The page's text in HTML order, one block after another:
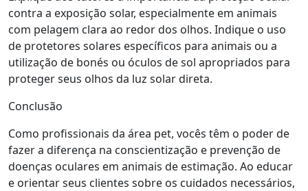
contra a exposição solar, especialmente em animais
com pelagem clara ao redor dos olhos. Indique o uso
de protetores solares específicos para animais ou a
utilização de bonés ou óculos de sol apropriados para
proteger seus olhos da luz solar direta.
Conclusão
Como profissionais da área pet, vocês têm o poder de
fazer a diferença na conscientização e prevenção de
doenças oculares em animais de estimação. Ao educar
e orientar seus clientes sobre os cuidados necessários,